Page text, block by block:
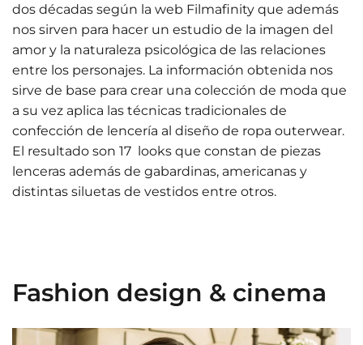
dos décadas según la web Filmafinity que además
nos sirven para hacer un estudio de la imagen del
amor y la naturaleza psicológica de las relaciones
entre los personajes. La información obtenida nos
sirve de base para crear una colección de moda que
a su vez aplica las técnicas tradicionales de
confección de lencería al diseño de ropa outerwear.
El resultado son 17 looks que constan de piezas
lenceras además de gabardinas, americanas y
distintas siluetas de vestidos entre otros.
Fashion design & cinema